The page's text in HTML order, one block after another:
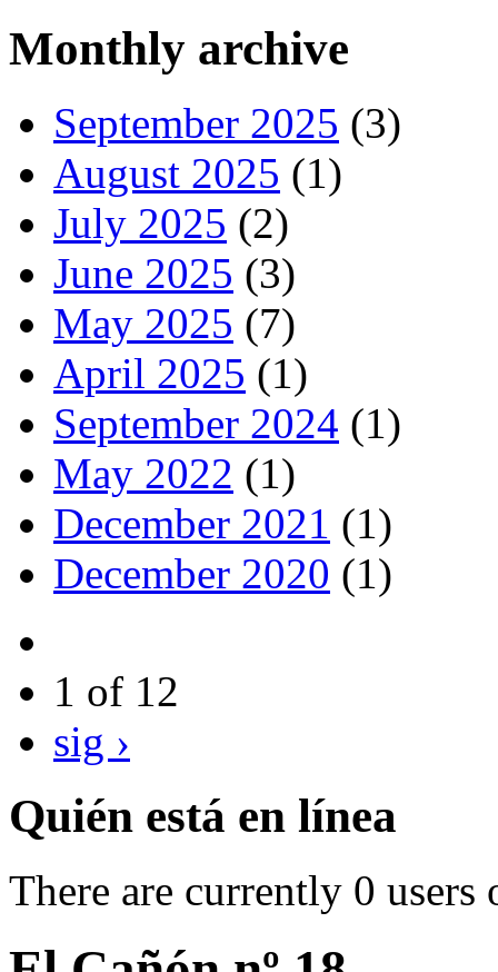
Monthly archive
September 2025 (3)
August 2025 (1)
July 2025 (2)
June 2025 (3)
May 2025 (7)
April 2025 (1)
September 2024 (1)
May 2022 (1)
December 2021 (1)
December 2020 (1)
1 of 12
sig ›
Quién está en línea
There are currently 0 users